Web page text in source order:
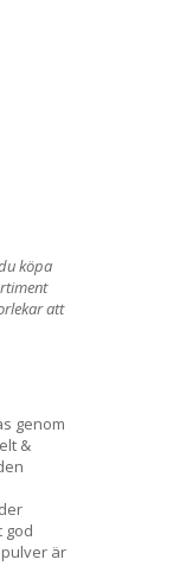
köpa
att
genom
&
god
är